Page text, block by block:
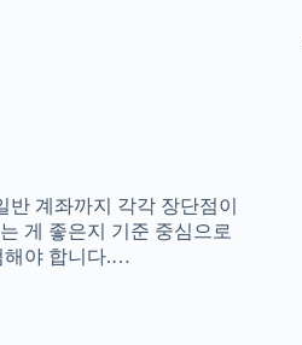
계좌까지 각각 장단점이
게 좋은지 기준 중심으로
해야 합니다.…